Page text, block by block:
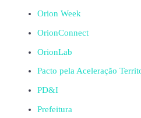
Orion Week
OrionConnect
OrionLab
Pacto pela Aceleração
PD&I
Prefeitura